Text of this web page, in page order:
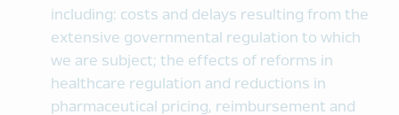
including: costs and delays resulting from the
extensive governmental regulation to which
we are subject; the effects of reforms in
healthcare regulation and reductions in
pharmaceutical pricing, reimbursement and